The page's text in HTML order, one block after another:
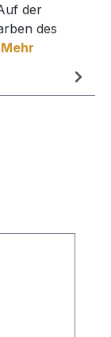
der
des
Mehr